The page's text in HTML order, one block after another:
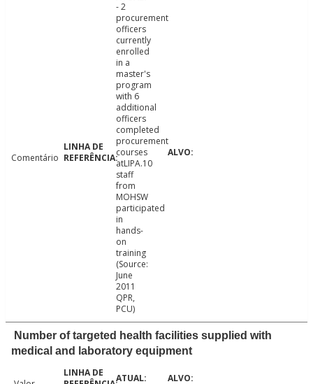
Comentário
- 2
procurement
officers
currently
enrolled
in a
master's
program
with 6
additional
officers
completed
procurement
courses
atLIPA.10
staff
from
MOHSW
participated
in
hands-
on
training
(Source:
June
2011
QPR,
PCU)
Number of targeted health facilities supplied with
medical and laboratory equipment